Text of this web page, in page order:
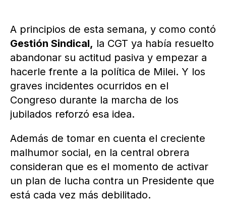
A principios de esta semana, y como contó
Gestión Sindical, la CGT ya había resuelto
abandonar su actitud pasiva y empezar a
hacerle frente a la política de Milei. Y los
graves incidentes ocurridos en el
Congreso durante la marcha de los
jubilados reforzó esa idea.
Además de tomar en cuenta el creciente
malhumor social, en la central obrera
consideran que es el momento de activar
un plan de lucha contra un Presidente que
está cada vez más debilitado.